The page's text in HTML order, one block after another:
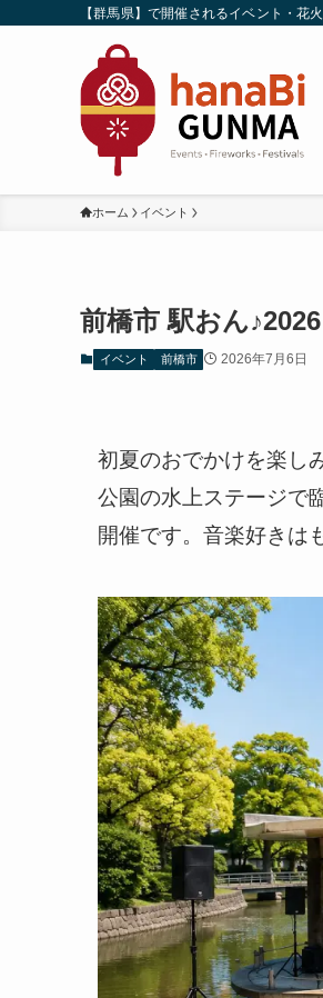
【群馬県】で開催されるイベント・花
ホーム イベント
前橋市 駅おん
イベント 前橋市 2026年7月6日
初夏のおでかけを楽し
公園の水上ステージで
開催です。音楽好きは